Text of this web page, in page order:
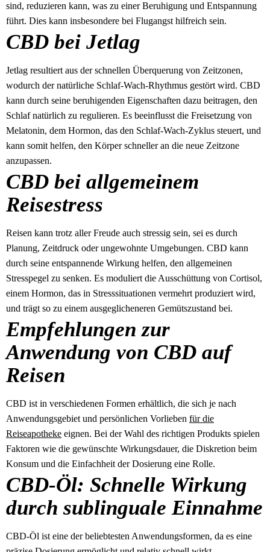
sind, reduzieren kann, was zu einer Beruhigung und Entspannung
führt. Dies kann insbesondere bei Flugangst hilfreich sein.
CBD bei Jetlag
Jetlag resultiert aus der schnellen Überquerung von Zeitzonen,
wodurch der natürliche Schlaf-Wach-Rhythmus gestört wird. CBD
kann durch seine beruhigenden Eigenschaften dazu beitragen, den
Schlaf natürlich zu regulieren. Es beeinflusst die Freisetzung von
Melatonin, dem Hormon, das den Schlaf-Wach-Zyklus steuert, und
kann somit helfen, den Körper schneller an die neue Zeitzone
anzupassen.
CBD bei allgemeinem
Reisestress
Reisen kann trotz aller Freude auch stressig sein, sei es durch
Planung, Zeitdruck oder ungewohnte Umgebungen. CBD kann
durch seine entspannende Wirkung helfen, den allgemeinen
Stresspegel zu senken. Es moduliert die Ausschüttung von Cortisol,
einem Hormon, das in Stresssituationen vermehrt produziert wird,
und trägt so zu einem ausgeglicheneren Gemütszustand bei.
Empfehlungen zur
Anwendung von CBD auf
Reisen
CBD ist in verschiedenen Formen erhältlich, die sich je nach
Anwendungsgebiet und persönlichen Vorlieben für die
Reiseapotheke eignen. Bei der Wahl des richtigen Produkts spielen
Faktoren wie die gewünschte Wirkungsdauer, die Diskretion beim
Konsum und die Einfachheit der Dosierung eine Rolle.
CBD-Öl: Schnelle Wirkung
durch sublinguale Einnahme
CBD-Öl ist eine der beliebtesten Anwendungsformen, da es eine